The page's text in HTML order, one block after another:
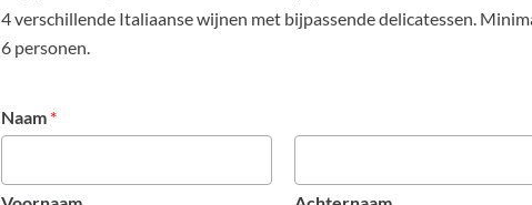
4 verschillende Italiaanse wijnen met bijpassende delicatessen.
6 personen.
Naam *